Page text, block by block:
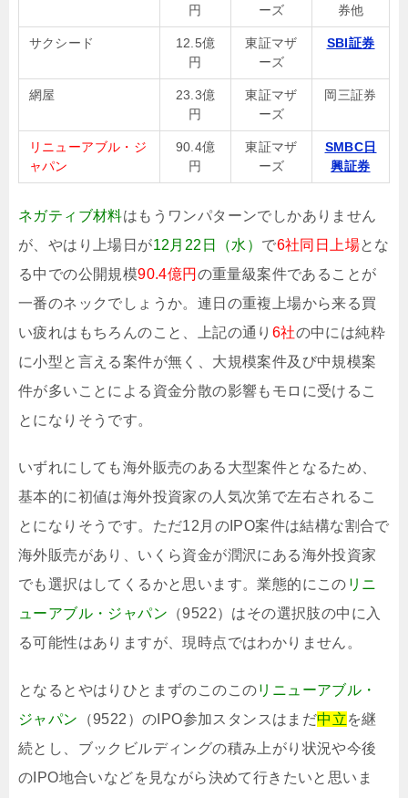
円
ーズ
券他
サクシード
12.5億
円
東証マザ
ーズ
SBI証券
網屋
23.3億
円
東証マザ
ーズ
岡三証券
リニューアブル・ジ
ャパン
90.4億
円
東証マザ
ーズ
SMBC日
興証券
ネガティブ材料はもうワンパターンでしかありません
が、やはり上場日が12月22日（水） で6社同日上場とな
る中での公開規模90.4億円 の重量級案件であることが
一番のネックでしょうか。連日の重複上場から来る買
い疲れはもちろんのこと、上記の通り 6社の中には純粋
に小型と言える案件が無く、大規模案件及び中規模案
件が多いことによる資金分散の影響もモロに受けるこ
とになりそうです。
いずれにしても海外販売のある大型案件となるため、
基本的に初値は海外投資家の人気次第で左右されるこ
とになりそうです。ただ12月のIPO案件は結構な割合で
海外販売があり、いくら資金が潤沢にある海外投資家
でも選択はしてくるかと思います。業態的にこの リニ
ューアブル・ジャパン （9522）はその選択肢の中に入
る可能性はありますが、現時点ではわかりません。
となるとやはりひとまずのこのこのリニューアブル・
ジャパン （9522）のIPO参加スタンスはまだ中立を継
続とし、ブックビルディングの積み上がり状況や今後
のIPO地合いなどを見ながら決めて行きたいと思いま